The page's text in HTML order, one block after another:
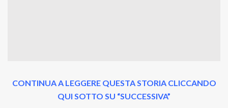
CONTINUA A LEGGERE QUESTA STORIA CLICCANDO
QUI SOTTO SU “SUCCESSIVA”